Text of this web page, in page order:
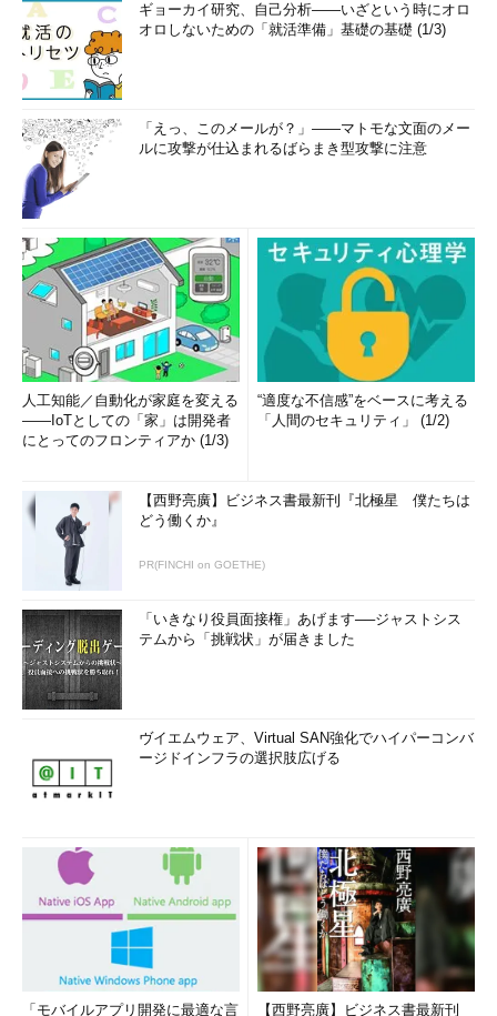
ギョーカイ研究、自己分析――いざという時にオロ
オロしないための「就活準備」基礎の基礎 (1/3)
「えっ、このメールが？」――マトモな文面のメー
ルに攻撃が仕込まれるばらまき型攻撃に注意
人工知能／自動化が家庭を変える
――IoTとしての「家」は開発者
にとってのフロンティアか (1/3)
“適度な不信感”をベースに考える
「人間のセキュリティ」 (1/2)
【西野亮廣】ビジネス書最新刊『北極星 僕たちは
どう働くか』
PR(FINCHI on GOETHE)
「いきなり役員面接権」あげます──ジャストシス
テムから「挑戦状」が届きました
ヴイエムウェア、Virtual SAN強化でハイパーコンバ
ージドインフラの選択肢広げる
「モバイルアプリ開発に最適な言 【西野亮廣】ビジネス書最新刊